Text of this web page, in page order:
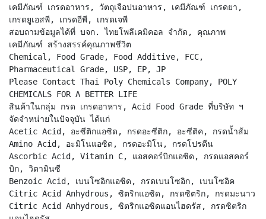
เคมีภัณฑ์ เกรดอาหาร, วัตถุเจือปนอาหาร, เคมีภัณฑ์ เกรดยา,
เกรดยูเอสพี, เกรดอีพี, เกรดเจพี
สอบถามข้อมูลได้ที่ บจก. ไทยโพลีเคมิคอล จำกัด, คุณภาพ
เคมีภัณฑ์ สร้างสรรค์คุณภาพชีวิต
Chemical, Food Grade, Food Additive, FCC,
Pharmaceutical Grade, USP, EP, JP
Please Contact Thai Poly Chemicals Company, POLY
CHEMICALS FOR A BETTER LIFE
สินค้าในกลุ่ม กรด เกรดอาหาร, Acid Food Grade ที่บริษัท ฯ
จัดจำหน่ายในปัจจุบัน ได้แก่
Acetic Acid, อะซีติกแอซิด, กรดอะซีติก, อะซีติค, กรดน้ำส้ม
Amino Acid, อะมิโนแอซิด, กรดอะมิโน, กรดโปรตีน
Ascorbic Acid, Vitamin C, แอสคอร์บิกแอซิด, กรดแอสคอร์
บิก, วิตามินซี
Benzoic Acid, เบนโซอิกแอซิด, กรดเบนโซอิก, เบนโซอิค
Citric Acid Anhydrous, ซิตริกแอซิด, กรดซิตริก, กรดมะนาว
Citric Acid Anhydrous, ซิตริกแอซิดแอนไฮดรัส, กรดซิตริก